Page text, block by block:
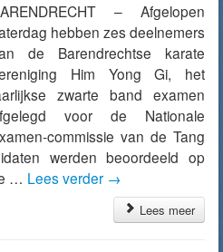
– Afgelopen
hebben zes deelnemers
de Barendrechtse karate
Him Yong Gi, het
zwarte band examen
voor de Nationale
commissie van de Tang
werden beoordeeld op
… Lees verder →
Lees meer